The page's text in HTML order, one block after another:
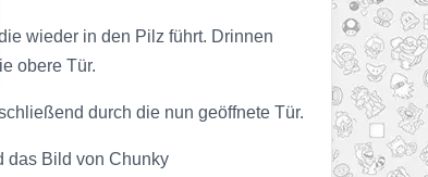
wieder in den Pilz führt. Drinnen
obere Tür.
durch die nun geöffnete Tür.
das Bild von Chunky